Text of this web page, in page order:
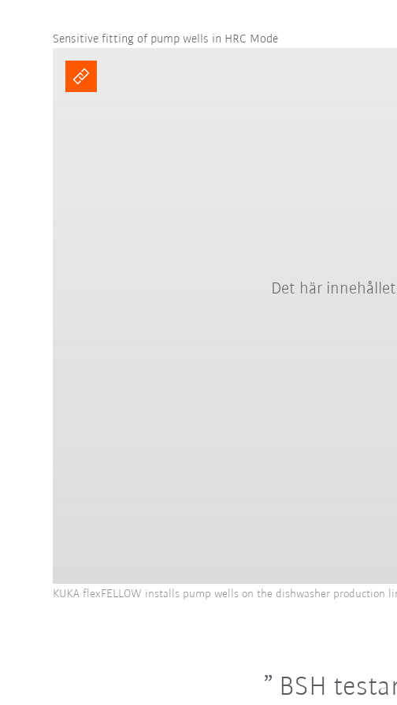
Sensitive fitting of pump wells in HRC Mode
Det här
KUKA flexFELLOW installs pump wells on the dishwasher
BSH